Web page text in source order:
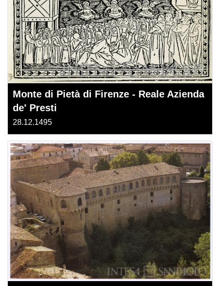
Monte di Pietà di Firenze - Reale Azienda
de' Presti
28.12.1495